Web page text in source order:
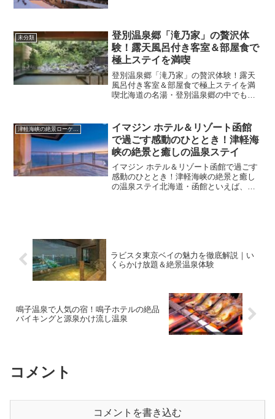
小樽...
未分類
登別温泉郷「滝乃家」の贅沢体
験！露天風呂付き客室＆部屋食で
極上ステイを満喫
登別温泉郷「滝乃家」の贅沢体験！露天
風呂付き客室＆部屋食で極上ステイを満
喫北海道の名湯・登別温泉郷の中でも、
宅のようにくつろげる露天風呂付き客室
と、旬の食材が織りなす部...
津軽海峡の絶景ローケションと癒し
イマジン ホテル＆リゾート函館
で過ごす感動のひととき！津軽海
峡の絶景と癒しの温泉ステイ
イマジン ホテル＆リゾート函館で過ごす
感動のひととき！津軽海峡の絶景と癒し
の温泉ステイ北海道・函館といえば、海
ラビスタ東京ベイの魅力を徹底解説｜い
くらかけ放題＆絶景温泉体験
鳴子温泉で人気の宿！鳴子ホテルの絶品
バイキングと源泉かけ流し温泉
コメント
コメントを書き込む